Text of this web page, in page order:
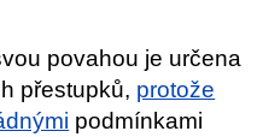
povahou je určena
přestupků, protože
podmínkami